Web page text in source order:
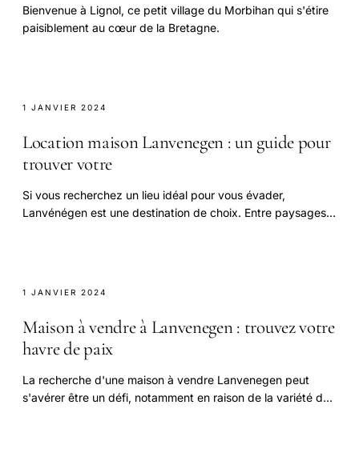
Bienvenue à Lignol, ce petit village du Morbihan qui s'étire
paisiblement au cœur de la Bretagne.
1 JANVIER 2024
Location maison Lanvenegen : un guide pour
trouver votre
Si vous recherchez un lieu idéal pour vous évader,
Lanvénégen est une destination de choix. Entre paysages
1 JANVIER 2024
Maison à vendre à Lanvenegen : trouvez votre
havre de paix
La recherche d'une maison à vendre Lanvenegen peut
s'avérer être un défi, notamment en raison de la variété des